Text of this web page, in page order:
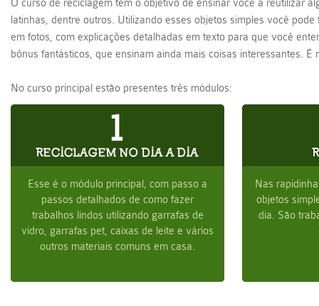
O curso de reciclagem tem o objetivo de ensinar você a reutilizar
latinhas, dentre outros. Utilizando esses objetos simples você
em fotos, com explicações detalhadas em texto para que você
bônus fantásticos, que ensinam ainda mais coisas interessantes.
No curso principal estão presentes três módulos:
1
RECICLAGEM NO DIA A DIA
Esse é o módulo principal, com passo a
passos detalhados de como fazer
trabalhos lindos utilizando garrafas de
vidro, garrafas pet, caixas de leite e vários
outros materiais comuns em casa.
Nas
objetos
dia. São